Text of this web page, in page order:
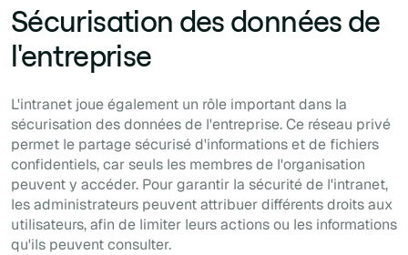
Sécurisation des données de
l'entreprise
L'intranet joue également un rôle important dans la
sécurisation des données de l'entreprise. Ce réseau privé
permet le partage sécurisé d'informations et de fichiers
confidentiels, car seuls les membres de l'organisation
peuvent y accéder. Pour garantir la sécurité de l'intranet,
les administrateurs peuvent attribuer différents droits aux
utilisateurs, afin de limiter leurs actions ou les informations
qu'ils peuvent consulter.